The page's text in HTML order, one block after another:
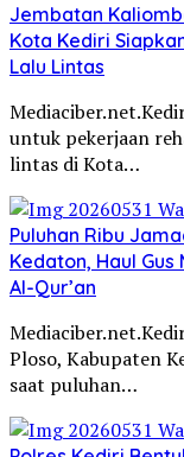
Jembatan
Kota Kediri
Lalu Lintas
untuk pekerjaan
lintas di Kota…
Puluhan Ribu
Kedaton, Haul
Al-Qur’an
Ploso, Kabupaten
saat puluhan…